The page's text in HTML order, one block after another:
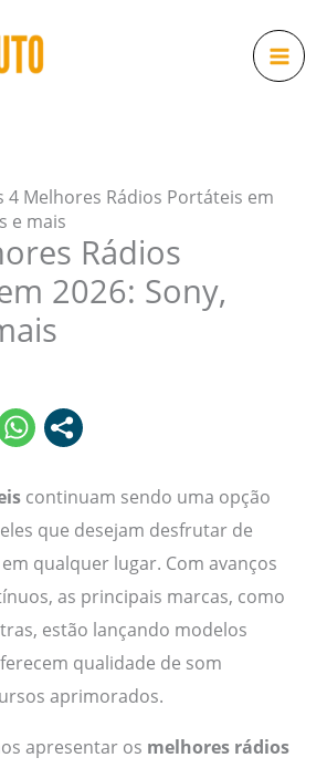
4 Melhores Rádios Portáteis em
e mais
Rádios
2026: Sony,
continuam sendo uma opção
que desejam desfrutar de
qualquer lugar. Com avanços
as principais marcas, como
estão lançando modelos
qualidade de som
aprimorados.
apresentar os melhores rádios